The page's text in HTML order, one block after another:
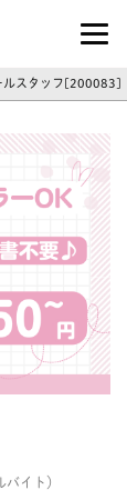
パチンコヒーロ
ルスタッフ
イト）